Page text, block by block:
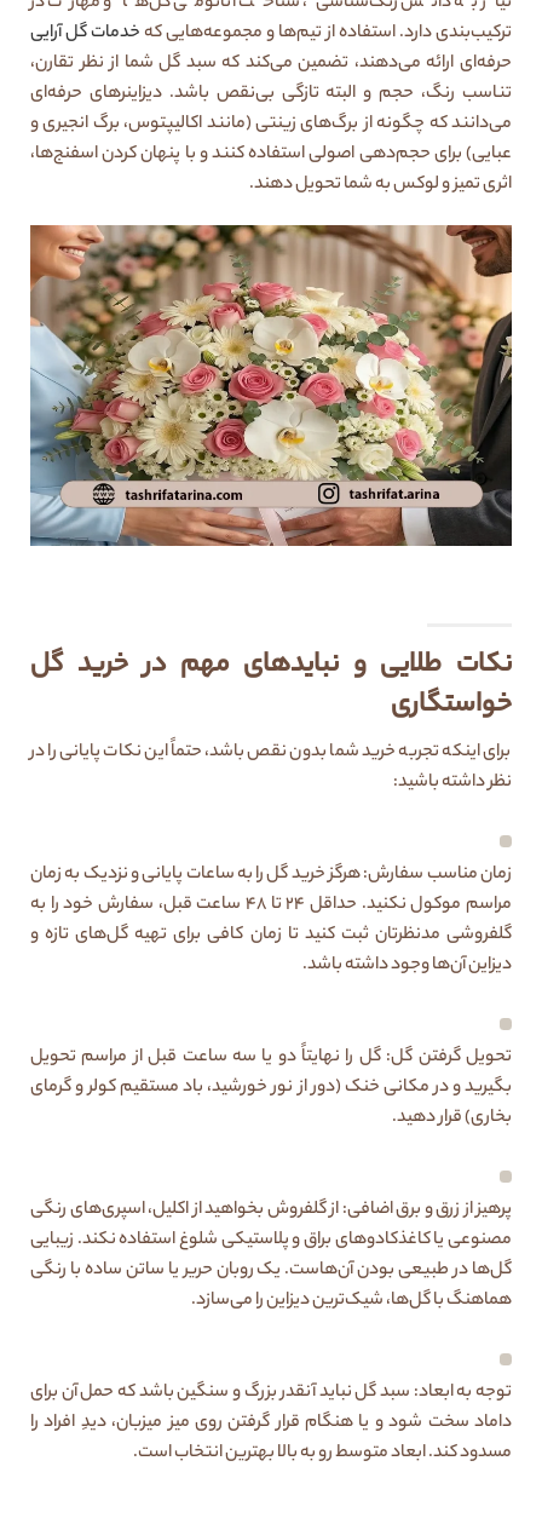
ترکیب‌بندی دارد. استفاده از تیم‌ها و مجموعه‌هایی کهخدمات گل آرایی
حرفه‌ای ارائه می‌دهند، تضمین می‌کند که سبد گل شما از نظر تقارن،
تناسب رنگ، حجم و البته تازگی بی‌نقص باشد. دیزاینرهای حرفه‌ای
می‌دانند که چگونه از برگ‌های زینتی (مانند اکالیپتوس، برگ انجیری و
عبایی) برای حجم‌دهی اصولی استفاده کنند و با پنهان کردن اسفنج‌ها،
اثری تمیز و لوکس به شما تحویل دهند.
نکات طلایی و نبایدهای مهم در خرید گل
خواستگاری
برای اینکه تجربه خرید شما بدون نقص باشد، حتماً این نکات پایانی را در
نظر داشته باشید:
زمان مناسب سفارش: هرگز خرید گل را به ساعات پایانی و نزدیک به زمان
مراسم موکول نکنید. حداقل ۲۴ تا ۴۸ ساعت قبل، سفارش خود را به
گلفروشی مدنظرتان ثبت کنید تا زمان کافی برای تهیه گل‌های تازه و
دیزاین آن‌ها وجود داشته باشد.
تحویل گرفتن گل: گل را نهایتاً دو یا سه ساعت قبل از مراسم تحویل
بگیرید و در مکانی خنک (دور از نور خورشید، باد مستقیم کولر و گرمای
بخاری) قرار دهید.
پرهیز از زرق و برق اضافی: از گلفروش بخواهید از اکلیل، اسپری‌های رنگی
مصنوعی یا کاغذکادوهای براق و پلاستیکی شلوغ استفاده نکند. زیبایی
گل‌ها در طبیعی بودن آن‌هاست. یک روبان حریر یا ساتن ساده با رنگی
هماهنگ با گل‌ها، شیک‌ترین دیزاین را می‌سازد.
توجه به ابعاد: سبد گل نباید آنقدر بزرگ و سنگین باشد که حمل آن برای
داماد سخت شود و یا هنگام قرار گرفتن روی میز میزبان، دیدِ افراد را
مسدود کند. ابعاد متوسط رو به بالا بهترین انتخاب است.